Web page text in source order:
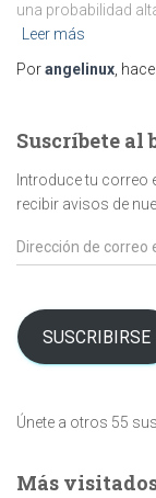
una probabilidad
Leer más
Porangelinux, hace
Suscríbete al
Introduce tu correo
recibir avisos de
Dirección
de
electrónico
SUSCRIBIRSE
Únete a otros 55
Más